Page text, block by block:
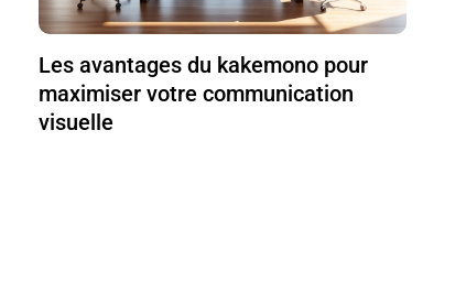
Les avantages du kakemono pour
maximiser votre communication
visuelle